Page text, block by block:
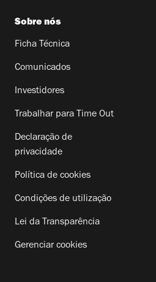
Sobre nós
Ficha Técnica
Comunicados
Investidores
Trabalhar para Time Out
Declaração de
privacidade
Política de cookies
Condições de utilização
Lei da Transparência
Gerenciar cookies